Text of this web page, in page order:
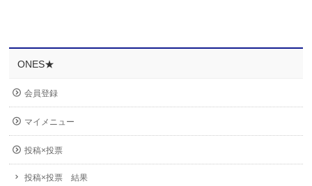
ONES★
会員登録
マイメニュー
投稿×投票
投稿×投票 結果